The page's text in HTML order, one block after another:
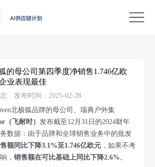
的母公司第四季度净销售1.746亿欧
业表现最佳
发布时间：2025-02-28
北极狐品牌的母公司、瑞典户外集
（飞耐时）发布截至12月31日的2024财年
数据：由于品牌和全球销售业务中的批发
额同比下降3.1%至1.746亿欧元 ，如果不考
，销售额在可比基础上同比下降2.6%。